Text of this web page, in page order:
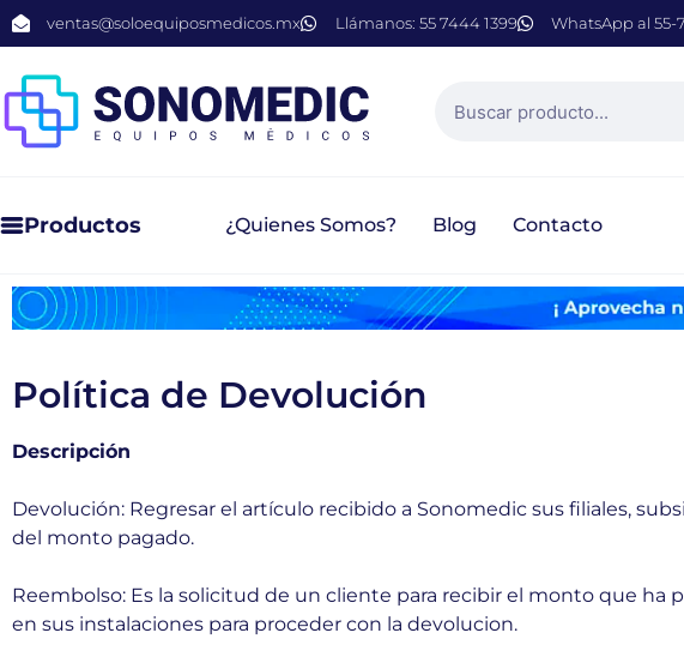
ventas@soloequiposmedicos.mx Llámanos: 55 7444 1399 WhatsApp al 55-
Productos ¿Quienes Somos? Blog Contacto
Política de Devolución
Descripción
Devolución: Regresar el artículo recibido a Sonomedic sus filiales,
del monto pagado.
Reembolso: Es la solicitud de un cliente para recibir el monto que
en sus instalaciones para proceder con la devolucion.